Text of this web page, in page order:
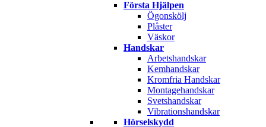
Första Hjälpen
Ögonskölj
Plåster
Väskor
Handskar
Arbetshandskar
Kemhandskar
Kromfria Handskar
Montagehandskar
Svetshandskar
Vibrationshandskar
Hörselskydd